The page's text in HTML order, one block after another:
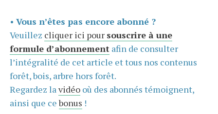
• Vous n’êtes pas encore abonné ?
Veuillez cliquer ici pour souscrire à une
formule d’abonnement afin de consulter
l’intégralité de cet article et tous nos contenus
forêt, bois, arbre hors forêt.
Regardez lavidéo où des abonnés témoignent,
ainsi que cebonus !